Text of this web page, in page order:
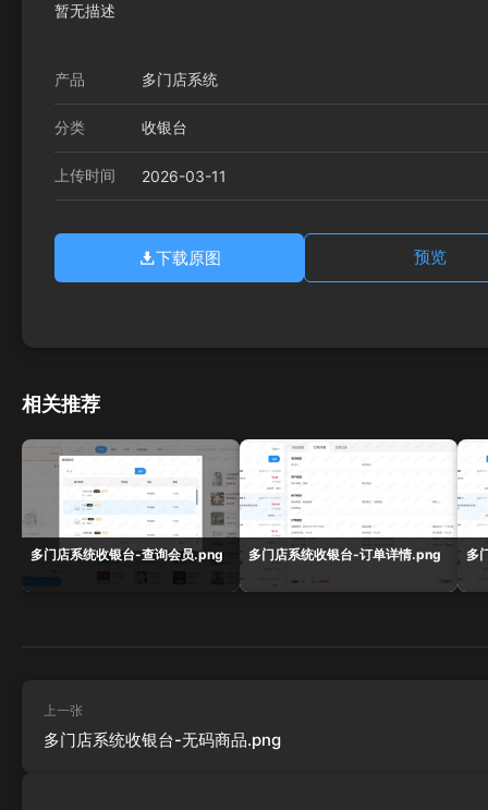
暂无描述
产品 多门店系统
分类 收银台
上传时间 2026-03-11
下载原图 预览
相关推荐
多门店系统收银台-查询会员.png 多门店系统收银台-订单详情.png 多
上一张
多门店系统收银台-无码商品.png